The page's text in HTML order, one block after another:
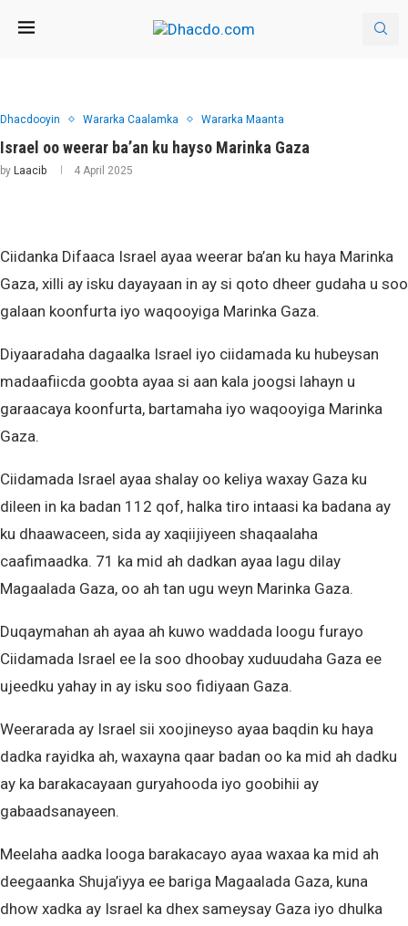
Dhacdooyin Wararka Caalamka Wararka Maanta
Israel oo weerar ba’an ku hayso Marinka Gaza
by Laacib 4 April 2025
Ciidanka Difaaca Israel ayaa weerar ba’an ku haya Marinka
Gaza, xilli ay isku dayayaan in ay si qoto dheer gudaha u soo
galaan koonfurta iyo waqooyiga Marinka Gaza.
Diyaaradaha dagaalka Israel iyo ciidamada ku hubeysan
madaafiicda goobta ayaa si aan kala joogsi lahayn u
garaacaya koonfurta, bartamaha iyo waqooyiga Marinka
Gaza.
Ciidamada Israel ayaa shalay oo keliya waxay Gaza ku
dileen in ka badan 112 qof, halka tiro intaasi ka badana ay
ku dhaawaceen, sida ay xaqiijiyeen shaqaalaha
caafimaadka. 71 ka mid ah dadkan ayaa lagu dilay
Magaalada Gaza, oo ah tan ugu weyn Marinka Gaza.
Duqaymahan ah ayaa ah kuwo waddada loogu furayo
Ciidamada Israel ee la soo dhoobay xuduudaha Gaza ee
ujeedku yahay in ay isku soo fidiyaan Gaza.
Weerarada ay Israel sii xoojineyso ayaa baqdin ku haya
dadka rayidka ah, waxayna qaar badan oo ka mid ah dadku
ay ka barakacayaan guryahooda iyo goobihii ay
gabaadsanayeen.
Meelaha aadka looga barakacayo ayaa waxaa ka mid ah
deegaanka Shuja’iyya ee bariga Magaalada Gaza, kuna
dhow xadka ay Israel ka dhex sameysay Gaza iyo dhulka